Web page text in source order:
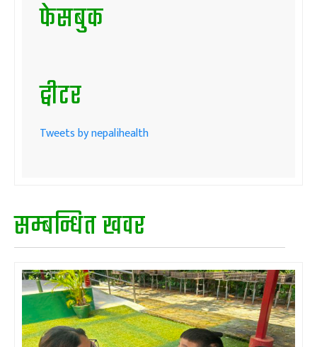
फेसबुक
ट्वीटर
Tweets by nepalihealth
सम्बन्धित खवर